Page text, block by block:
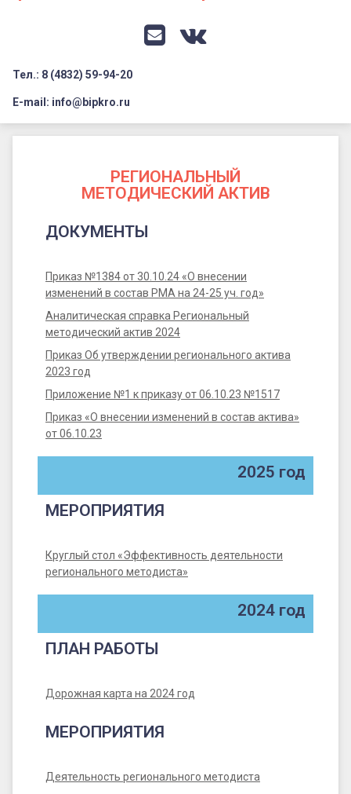
Профилактика дистанционных преступлений
Флагманы образования
Педагог-психолог
E-mailVK
Заголовок сайта → второстепенный
Тел.: 8 (4832) 59-94-20
E-mail: info@bipkro.ru
методическийРЕГИОНАЛЬНЫЙ
МЕТОДИЧЕСКИЙ АКТИВ
ДОКУМЕНТЫ
Приказ №1384 от 30.10.24 «О внесении
изменений в состав РМА на 24-25 уч. год»
Аналитическая справка Региональный
методический актив 2024
Приказ Об утверждении регионального актива
2023 год
Приложение №1 к приказу от 06.10.23 №1517
Приказ «О внесении изменений в состав актива»
от 06.10.23
2025 год
МЕРОПРИЯТИЯ
Круглый стол «Эффективность деятельности
регионального методиста»
2024 год
ПЛАН РАБОТЫ
Дорожная карта на 2024 год
МЕРОПРИЯТИЯ
Деятельность регионального методиста